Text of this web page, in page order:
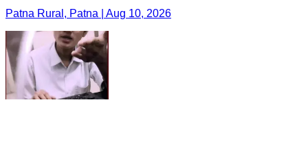
Patna Rural, Patna | Aug 10, 2026